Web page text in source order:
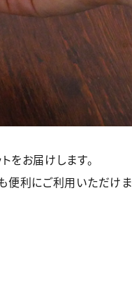
をお届けします。
便利にご利用いただけま